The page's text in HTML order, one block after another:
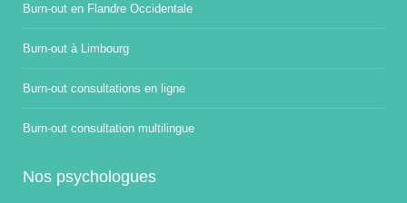
Burn-out en Flandre Occidentale
Burn-out à Limbourg
Burn-out consultations en ligne
Burn-out consultation multilingue
Nos psychologues